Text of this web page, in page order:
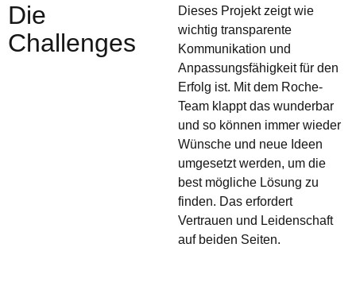
Die
Challenges
Dieses Projekt zeigt wie
wichtig transparente
Kommunikation und
Anpassungsfähigkeit für den
Erfolg ist. Mit dem Roche-
Team klappt das wunderbar
und so können immer wieder
Wünsche und neue Ideen
umgesetzt werden, um die
best mögliche Lösung zu
finden. Das erfordert
Vertrauen und Leidenschaft
auf beiden Seiten.